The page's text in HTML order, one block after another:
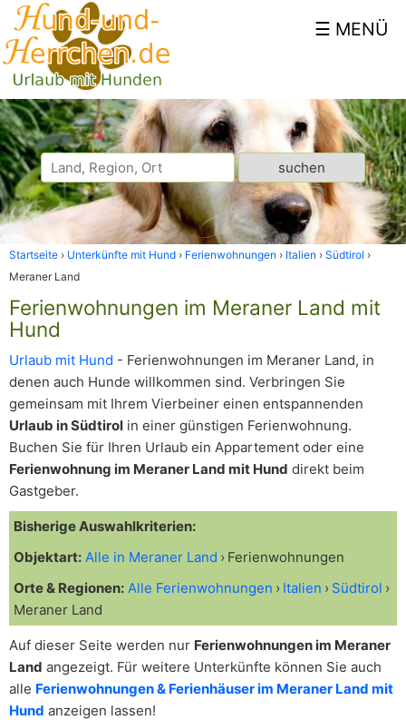
Startseite Unterkünfte mit Hund Ferienwohnungen Italien
Südtirol
Meraner Land
Ferienwohnungen im Meraner Land mit
Hund
Urlaub mit Hund - Ferienwohnungen im Meraner Land, in
denen auch Hunde willkommen sind. Verbringen Sie
gemeinsam mit Ihrem Vierbeiner einen entspannenden
Urlaub in Südtirol in einer günstigen Ferienwohnung.
Buchen Sie für Ihren Urlaub ein Appartement oder eine
Ferienwohnung im Meraner Land mit Hund direkt beim
Gastgeber.
Bisherige Auswahlkriterien:
Objektart: Alle in Meraner Land
Ferienwohnungen
Orte & Regionen: Alle Ferienwohnungen Italien
Südtirol
Meraner Land
Auf dieser Seite werden nur Ferienwohnungen im Meraner
Land angezeigt. Für weitere Unterkünfte können Sie auch
alle Ferienwohnungen & Ferienhäuser im Meraner Land mit
Hund anzeigen lassen!